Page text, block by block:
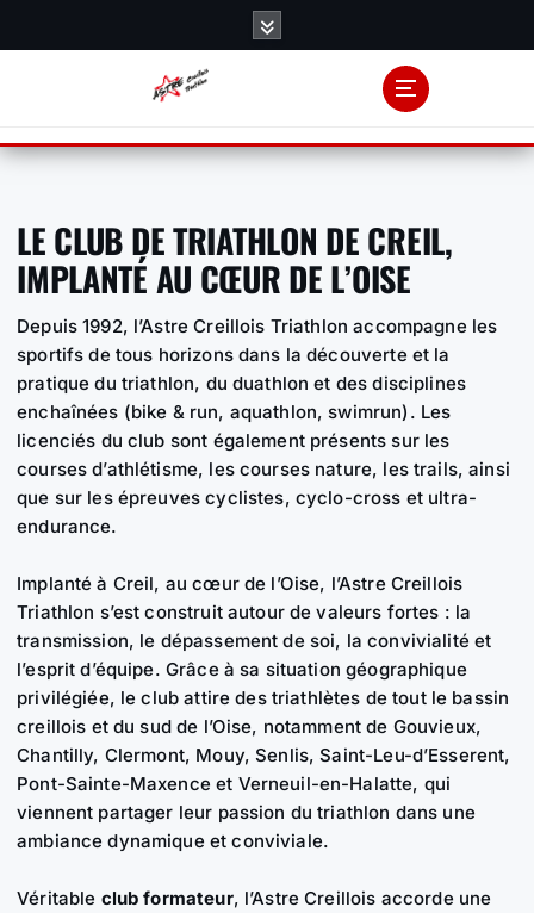
o
LE CLUB DE TRIATHLON DE CREIL,
IMPLANTÉ AU CŒUR DE L’OISE
Depuis 1992, l’Astre Creillois Triathlon accompagne les
sportifs de tous horizons dans la découverte et la
pratique du triathlon, du duathlon et des disciplines
enchaînées (bike & run, aquathlon, swimrun). Les
licenciés du club sont également présents sur les
courses d’athlétisme, les courses nature, les trails, ainsi
que sur les épreuves cyclistes, cyclo-cross et ultra-
endurance.
Implanté à Creil, au cœur de l’Oise, l’Astre Creillois
Triathlon s’est construit autour de valeurs fortes : la
transmission, le dépassement de soi, la convivialité et
l’esprit d’équipe. Grâce à sa situation géographique
privilégiée, le club attire des triathlètes de tout le bassin
creillois et du sud de l’Oise, notamment de Gouvieux,
Chantilly, Clermont, Mouy, Senlis, Saint-Leu-d’Esserent,
Pont-Sainte-Maxence et Verneuil-en-Halatte, qui
viennent partager leur passion du triathlon dans une
ambiance dynamique et conviviale.
Véritable club formateur, l’Astre Creillois accorde une